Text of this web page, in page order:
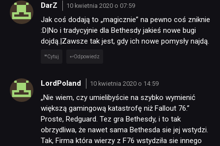
DarZ 10 kwietnia 2020 o 07:59
Jak coś dodają to „magicznie” na pewno coś zniknie
:D|No i tradycyjnie dla Bethesdy jakieś nowe bugi
dojdą.|Zawsze tak jest, gdy ich nowe pomysły najdą.
Cytuj Odpowiedz
LordPoland 10 kwietnia 2020 o 14:59
„Nie wiem, czy umielibyście na szybko wymienić
większą gamingową katastrofę niż Fallout 76.”
Proste, Redguard. Tez gra Bethesdy, i to tak
obrzydliwa, że nawet sama Bethesda sie jej wstydzi.
Tak, Firma która wierzy z F76 wstydziła sie innego